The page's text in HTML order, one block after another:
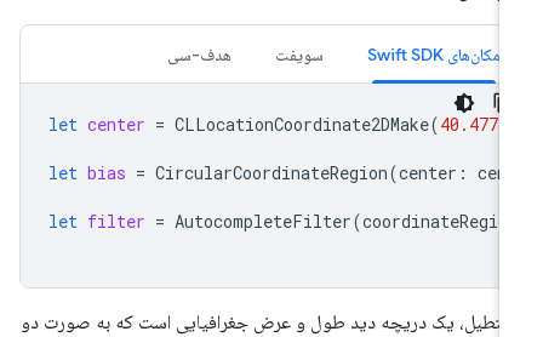
مکان‌های Swift SDK سویفت هدف-سی
let center = CLLocationCoordinate2DMake (
let bias = CircularCoordinateRegion(center:
let filter = AutocompleteFilter(
یک دریچه دید طول و عرض جغرافیایی است که به صورت دو